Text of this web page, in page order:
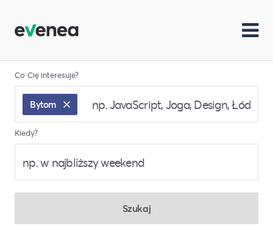
Co Cię interesuje?
Bytom
Kiedy?
Szukaj